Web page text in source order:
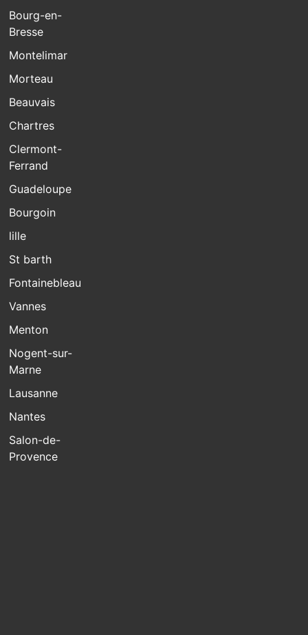
Bourg-en-
Bresse
Montelimar
Morteau
Beauvais
Chartres
Clermont-
Ferrand
Guadeloupe
Bourgoin
lille
St barth
Fontainebleau
Vannes
Menton
Nogent-sur-
Marne
Lausanne
Nantes
Salon-de-
Provence